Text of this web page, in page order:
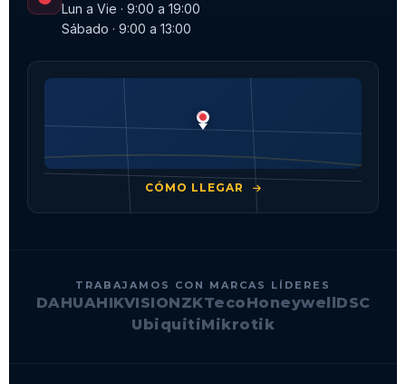
Lun a Vie · 9:00 a 19:00
Sábado · 9:00 a 13:00
CÓMO LLEGAR
TRABAJAMOS CON MARCAS LÍDERES
DAHUAHIKVISIONZKTecoHoneywell DSC
UbiquitiMikrotik